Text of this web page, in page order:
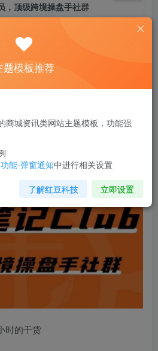
，顶级跨境操盘手社群
后查看
9.9
顶级跨境操盘手社群
时的干货
题模板推荐
商城资讯类网站主题模板，功能强
能-弹窗通知中进行相关设置
了解红豆科技 立即设置